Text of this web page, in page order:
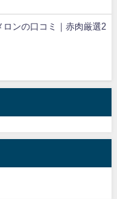
ロンの口コミ｜赤肉厳選2